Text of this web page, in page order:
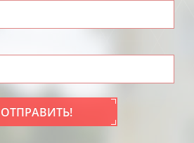
ОТПРАВИТЬ!